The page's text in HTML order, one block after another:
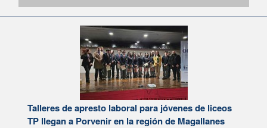
Talleres de apresto laboral para jóvenes de liceos
TP llegan a Porvenir en la región de Magallanes